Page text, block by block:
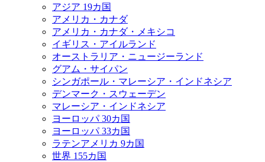
アジア 19カ国
アメリカ・カナダ
アメリカ・カナダ・メキシコ
イギリス・アイルランド
オーストラリア・ニュージーランド
グアム・サイパン
シンガポール・マレーシア・インドネシア
デンマーク・スウェーデン
マレーシア・インドネシア
ヨーロッパ 30カ国
ヨーロッパ 33カ国
ラテンアメリカ 9カ国
世界 155カ国